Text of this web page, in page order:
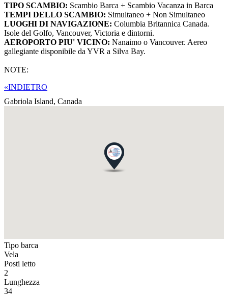
TIPO SCAMBIO: Scambio Barca + Scambio Vacanza in Barca
TEMPI DELLO SCAMBIO: Simultaneo + Non Simultaneo
LUOGHI DI NAVIGAZIONE: Columbia Britannica Canada.
Isole del Golfo, Vancouver, Victoria e dintorni.
AEROPORTO PIU' VICINO: Nanaimo o Vancouver. Aereo
gallegiante disponibile da YVR a Silva Bay.
NOTE:
«INDIETRO
Gabriola Island, Canada
Tipo barca
Vela
Posti letto
2
Lunghezza
34